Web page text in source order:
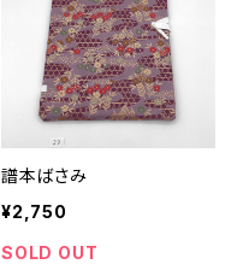
譜本ばさみ
¥2,750
SOLD OUT